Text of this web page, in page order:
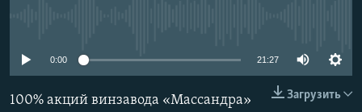
ELIFBE
УКРАИНСКАЯ ПРОБЛЕМА КРЫМА
0:00 21:27
Загрузить
100% акций винзавода «Массандра»